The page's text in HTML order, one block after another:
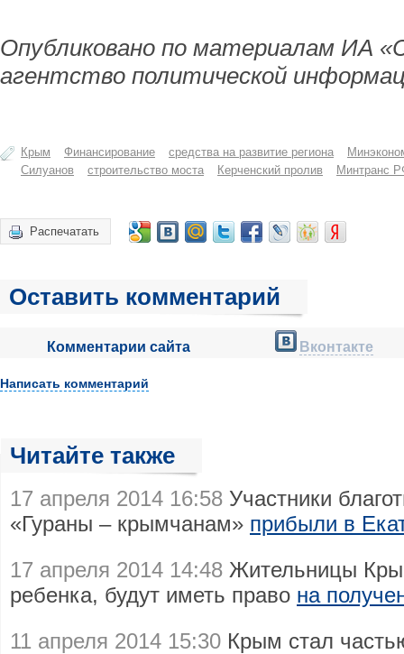
Опубликовано по материалам ИА
агентство политической
Крым Финансирование средства на развитие региона
Силуанов
строительство моста Керченский пролив Минтранс
Распечатать
Оставить комментарий
Комментарии сайта Вконтакте
Написать комментарий
Читайте также
17 апреля 2014 16:58 Участники
«Гураны – крымчанам» прибыли в
17 апреля 2014 14:48 Жительницы
ребенка, будут иметь право на
11 апреля 2014 15:30 Крым стал